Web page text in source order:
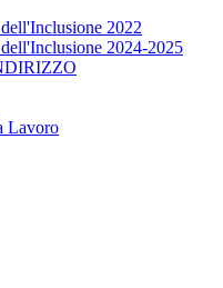
2022
2024-2025
Lavoro